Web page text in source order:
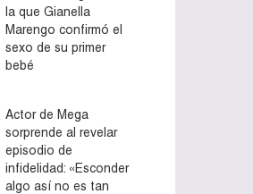
la que Gianella
Marengo confirmó el
sexo de su primer
bebé
Actor de Mega
sorprende al revelar
episodio de
infidelidad: «Esconder
algo así no es tan